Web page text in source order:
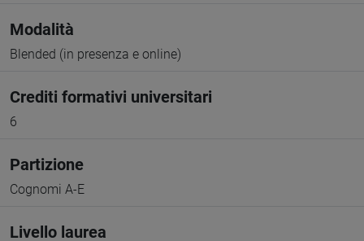
Modalità
Blended (in presenza e online)
Crediti formativi universitari
6
Partizione
Cognomi A-E
Livello laurea